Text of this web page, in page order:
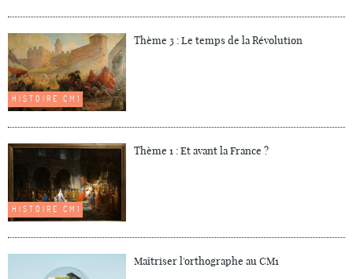
HISTOIRE CM1
Thème 3 : Le temps de la Révolution
HISTOIRE CM1
Thème 1 : Et avant la France ?
Maîtriser l'orthographe au CM1